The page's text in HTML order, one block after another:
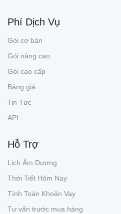
Phí Dịch Vụ
Gói cơ bản
Gói nâng cao
Gói cao cấp
Bảng giá
Tin Tức
API
Hỗ Trợ
Lịch Âm Dương
Thời Tiết Hôm Nay
Tính Toán Khoản Vay
Tư vấn trước mua hàng